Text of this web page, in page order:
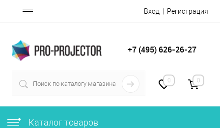
Вход Регистрация
+7 (495) 626-26-27
0 0
Каталог товаров